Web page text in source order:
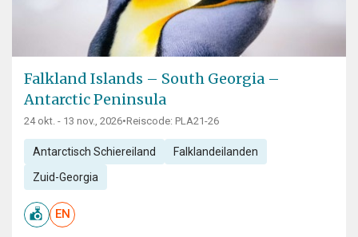
Falkland Islands – South Georgia –
Antarctic Peninsula
24 okt. - 13 nov., 2026•Reiscode: PLA21-26
Antarctisch Schiereiland Falklandeilanden
Zuid-Georgia
EN